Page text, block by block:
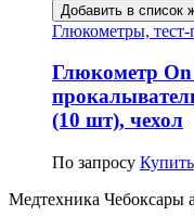
Добавить в список
Глюкометры, тест-
Глюкометр On
(10 шт), чехол
По запросу Купить
Медтехника Чебоксары